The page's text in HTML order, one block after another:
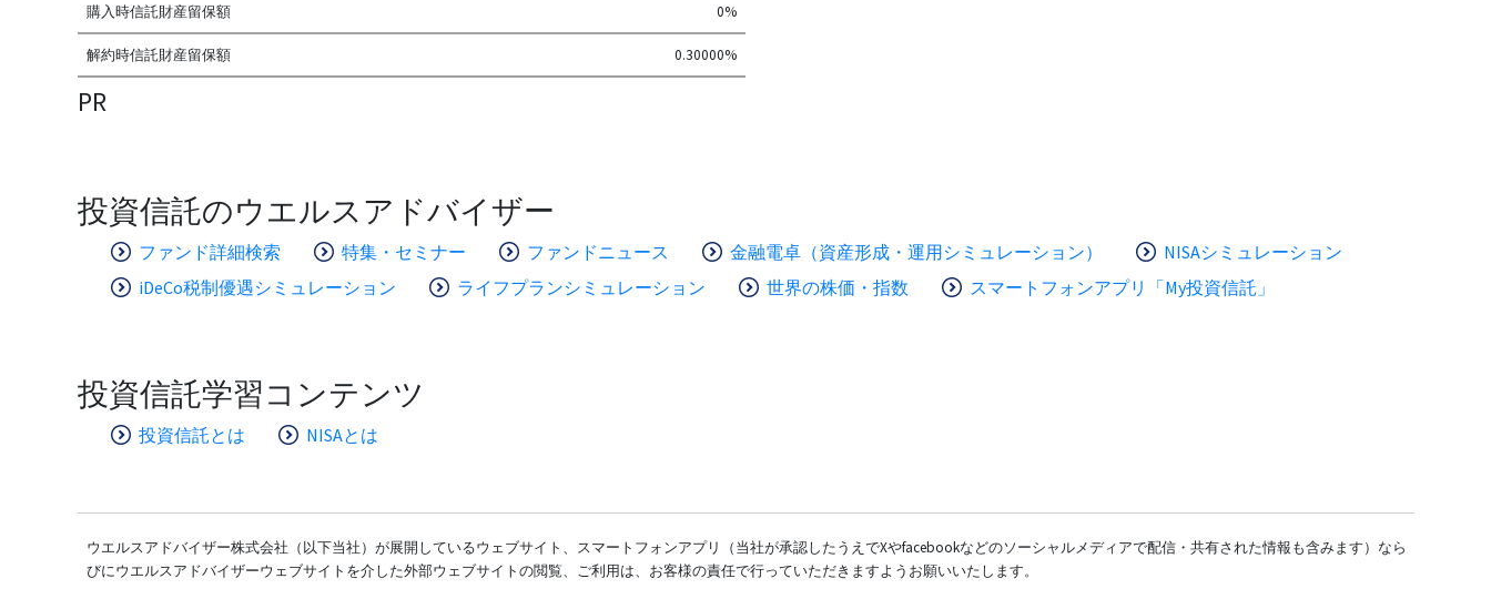
購入時信託財産留保額 0%
解約時信託財産留保額 0.30000%
PR
投資信託のウエルスアドバイザー
ファンド詳細検索 特集・セミナー ファンドニュース 金融電卓（資産形成・運用シミュレーション）
NISAシミュレーション
iDeCo税制優遇シミュレーション
ライフプランシミュレーション 世界の株価・指数 スマートフォンアプリ「My投資信託」
投資信託学習コンテンツ
投資信託とは NISAとは
ウエルスアドバイザー株式会社（以下当社）が展開しているウェブサイト、スマートフォンアプリ（当社が承認したうえでXやfacebookなどのソーシャルメディアで配信・共有された情報も含みます）なら
びにウエルスアドバイザーウェブサイトを介した外部ウェブサイトの閲覧、ご利用は、お客様の責任で行っていただきますようお願いいたします。